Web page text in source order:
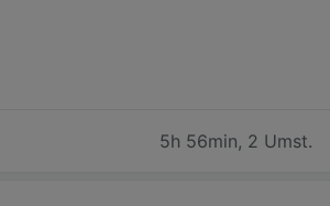
5h 56min, 2 Umst.